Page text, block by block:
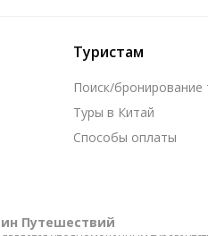
Туристам
Поиск/бронирование
Туры в Китай
Способы оплаты
Путешествий